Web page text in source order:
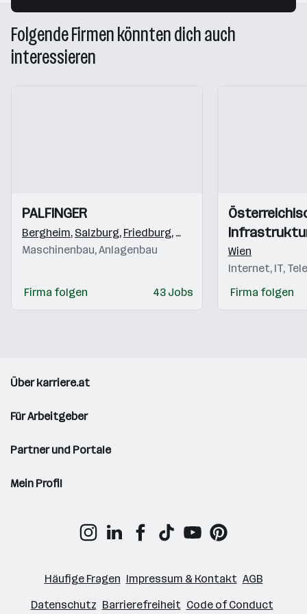
Folgende Firmen könnten dich auch
interessieren
Videos
Einblicke
Einblicke
PALFINGER
Bergheim, Salzburg, Friedburg, Köstendorf,Elsbethen/
Maschinenbau, Anlagenbau
Firma folgen 43 Jobs
Videos
Einblicke
Einblicke
Wien
Internet, IT,
Firma folgen
Über karriere.at
Für Arbeitgeber
Partner und Portale
Mein Profil
Häufige Fragen Impressum & Kontakt AGB
Datenschutz Barrierefreiheit Code of Conduct